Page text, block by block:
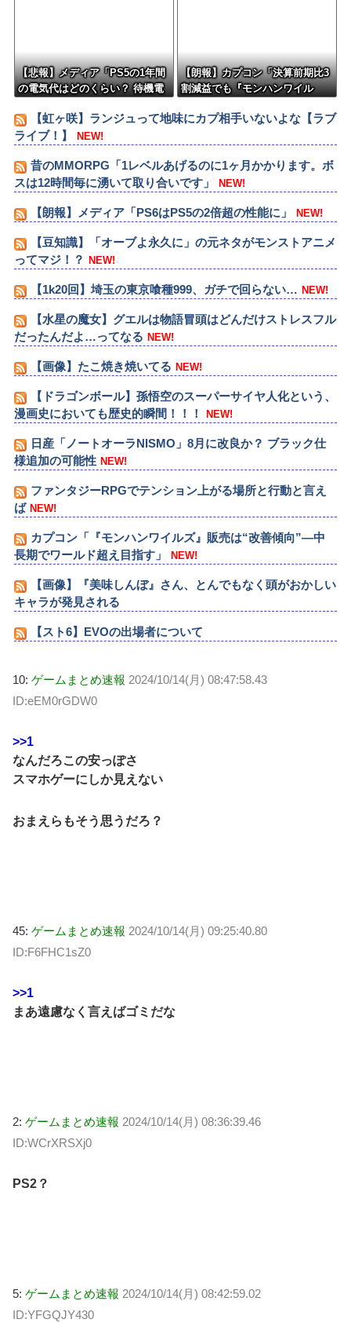
【悲報】メディア「PS5の1年間
の電気代はどのくらい？ 待機電
【朗報】カプコン「決算前期比3
割減益でも『モンハンワイル
【虹ヶ咲】ランジュって地味にカプ相手いないよな【ラブ
ライブ！】
NEW!
昔のMMORPG「1レベルあげるのに1ヶ月かかります。ボ
スは12時間毎に湧いて取り合いです」
NEW!
【朗報】メディア「PS6はPS5の2倍超の性能に」 NEW!
【豆知識】「オーブよ永久に」の元ネタがモンストアニメ
ってマジ！？
NEW!
【1k20回】埼玉の東京喰種999、ガチで回らない… NEW!
【水星の魔女】グエルは物語冒頭はどんだけストレスフル
だったんだよ…ってなる NEW!
【画像】たこ焼き焼いてる NEW!
【ドラゴンボール】孫悟空のスーパーサイヤ人化という、
漫画史においても歴史的瞬間！！！
NEW!
日産「ノートオーラNISMO」8月に改良か？ ブラック仕
様追加の可能性 NEW!
ファンタジーRPGでテンション上がる場所と行動と言え
ば NEW!
カプコン「『モンハンワイルズ』販売は“改善傾向”―中
長期でワールド超え目指す」
NEW!
【画像】『美味しんぼ』さん、とんでもなく頭がおかしい
キャラが発見される
【スト6】EVOの出場者について
10: ゲームまとめ速報 2024/10/14(月) 08:47:58.43
ID:eEM0rGDW0
>>1
なんだろこの安っぽさ
スマホゲーにしか見えない
おまえらもそう思うだろ？
45: ゲームまとめ速報 2024/10/14(月) 09:25:40.80
ID:F6FHC1sZ0
>>1
まあ遠慮なく言えばゴミだな
2: ゲームまとめ速報 2024/10/14(月) 08:36:39.46
ID:WCrXRSXj0
PS2？
5: ゲームまとめ速報 2024/10/14(月) 08:42:59.02
ID:YFGQJY430